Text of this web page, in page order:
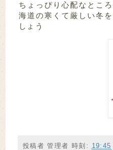
ちょっぴり心配なとこ
海道の寒くて厳しい冬
しょう
投稿者管理者 時刻: 19:45